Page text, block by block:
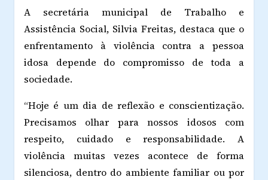
A secretária municipal de Trabalho e
Assistência Social, Silvia Freitas, destaca que o
enfrentamento à violência contra a pessoa
idosa depende do compromisso de toda a
sociedade.
“Hoje é um dia de reflexão e conscientização.
Precisamos olhar para nossos idosos com
respeito, cuidado e responsabilidade. A
violência muitas vezes acontece de forma
silenciosa, dentro do ambiente familiar ou por